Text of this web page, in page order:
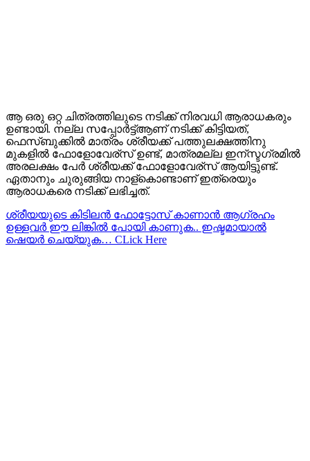
ആ ഒരു ഒറ്റ ചിത്രത്തിലുടെ നടിക്ക് നിരവധി ആരാധകരും
ഉണ്ടായി. നല്ല സപ്പോര്‍ട്ട്ആണ് നടിക്ക് കിട്ടിയത്,
ഫെസ്ബുക്കില്‍ മാത്രം ശ്രീയക്ക് പത്തുലക്ഷത്തിനു
മുകളില്‍ ഫോളോവേര്സ് ഉണ്ട്, മാത്രമല്ല ഇന്സ്ടഗ്രമില്‍
അരലക്ഷം പേര്‍ ശ്രീയക്ക് ഫോളോവേര്സ് ആയിട്ടുണ്ട്.
ഏതാനും ചുരുങ്ങിയ നാള്കൊണ്ടാണ് ഇത്രെയും
ആരാധകരെ നടിക്ക് ലഭിച്ചത്.
ശ്രീയയുടെ കിടിലന്‍ ഫോട്ടോസ് കാണാന്‍ ആഗ്രഹം
ഉള്ളവര്‍ ഈ ലിങ്കില്‍ പോയി കാണുക.. ഇഷ്ടമായാല്‍
ഷെയര്‍ ചെയ്യുക… CLick Here